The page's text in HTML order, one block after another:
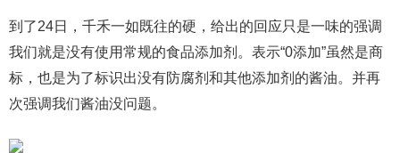
到了24日，千禾一如既往的硬，给出的回应只是一味的强调
我们就是没有使用常规的食品添加剂。表示“0添加”虽然是商
标，也是为了标识出没有防腐剂和其他添加剂的酱油。并再
次强调我们酱油没问题。